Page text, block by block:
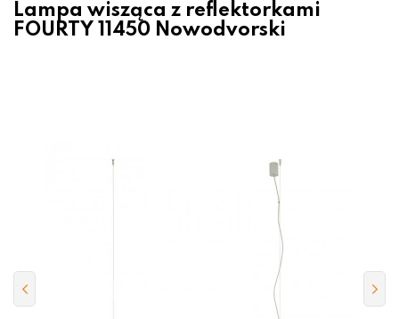
Lampa wisząca z reflektorkami
FOURTY 11450 Nowodvorski